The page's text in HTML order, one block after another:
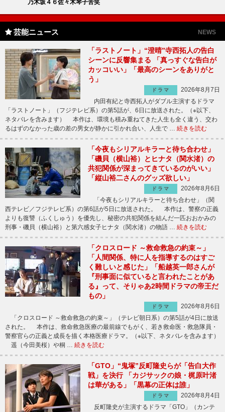
乃木坂４６佐々木琴子苦笑
芸能ニュース NEWS
「ラストノート」“澄晴”寺西拓人の告白
シーンに反響集まる 「真っすぐな告白が
カッコいい」「最高のシーンをありがと
う」
ドラマ
2026年8月7日
内田有紀と寺西拓人がダブル主演するドラマ
「ラストノート」（フジテレビ系）の第5話が、6日に放送された。（※以下、
ネタバレを含みます） 本作は、環境も積み重ねてきた人生も全く違う、交わ
るはずのなかった歳の差の男女が静かに引かれ合い、人生で … 続きを読む
「今夜もシリアルキラーと待ち合わせ」
「磯貝（横山裕）とヒナタ（関水渚）の
共犯関係が深まってきているのがいい」
「縦山裕二さんのグッズ欲しい」
ドラマ
2026年8月6日
「今夜もシリアルキラーと待ち合わせ」（関
西テレビ／フジテレビ系）の第6話が5日に放送された。 本作は、警察の正義
よりも復讐（ふくしゅう）を優先し、秘密の共犯関係を結んだ一匹おおかみの
刑事・磯貝（横山裕）と第六感女子ヒナタ（関水渚）の物語 … 続きを読む
「クロスロード ～救命救急の約束～」
「人間関係、特に人を指導するのはすご
く難しいと感じた」「船越英一郎さんが
『刑事面に似ていると言われたことがあ
る』って、そりゃあ2時間ドラマの帝王だ
もの」
ドラマ
2026年8月6日
「クロスロード ～救命救急の約束～」（テレビ朝日系）の第5話が4日に放送
された。 本作は、救命救急医療の最前線でもがく、若き救命医・救急隊員・
警察官らの正義と成長を描く本格医療ドラマ。（※以下、ネタバレを含みます）
遥（今田美桜）や桐 … 続きを読む
「GTO」“鬼塚”反町隆史らが「告白大作
戦」を決行 「カジサックの娘・梶原叶渚
は華がある」「黒幕の正体は誰」
ドラマ
2026年8月4日
反町隆史が主演するドラマ「GTO」（カンテ